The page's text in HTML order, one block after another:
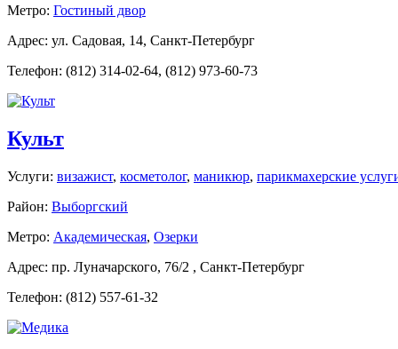
Метро: Гостиный двор
Адрес: ул. Садовая, 14, Санкт-Петербург
Телефон: (812) 314-02-64, (812) 973-60-73
Культ
Услуги: визажист, косметолог, маникюр, парикмахерские
Район: Выборгский
Метро: Академическая, Озерки
Адрес: пр. Луначарского, 76/2 , Санкт-Петербург
Телефон: (812) 557-61-32